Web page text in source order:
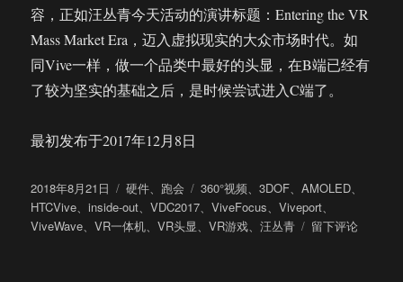
容，正如汪丛青今天活动的演讲标题：Entering the VR
Mass Market Era，迈入虚拟现实的大众市场时代。如
同Vive一样，做一个品类中最好的头显，在B端已经有
了较为坚实的基础之后，是时候尝试进入C端了。
最初发布于2017年12月8日
发
布
于
2018年8月21日
分
类
硬件、 跑会
标
签
360°视频、3DOF、AMOLED、
HTCVive、inside-out、VDC2017、ViveFocus、Viveport、
ViveWave、VR一体机、VR头显、VR游戏、汪丛青
于
留下评论